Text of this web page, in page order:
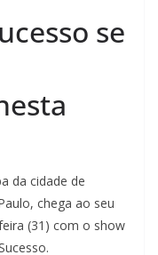
se
da cidade de
chega ao seu
(31) com o show